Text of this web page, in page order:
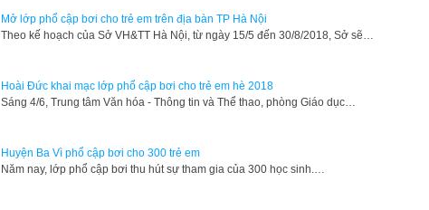
Mở lớp phổ cập bơi cho trẻ em trên địa bàn TP Hà Nội
Theo kế hoạch của Sở VH&TT Hà Nội, từ ngày 15/5 đến 30/8/2018, Sở sẽ…
Hoài Đức khai mạc lớp phổ cập bơi cho trẻ em hè 2018
Sáng 4/6, Trung tâm Văn hóa - Thông tin và Thể thao, phòng Giáo dục…
Huyện Ba Vì phổ cập bơi cho 300 trẻ em
Năm nay, lớp phổ cập bơi thu hút sự tham gia của 300 học sinh.…